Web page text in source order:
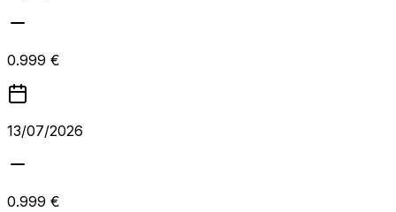
0.999 €
13/07/2026
0.999 €